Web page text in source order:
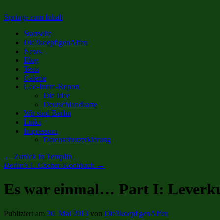
Springe zum Inhalt
Startseite
Die3koepfigenAffen
News
Blog
Tests
Galerie
Geo-Intim-Report
Die Idee
Deutschlandkarte
Wir sind Berlin
Links
Impressum
Datenschutzerklärung
← Zurück in Templin
Berlin’s 1. Cacher-Kochbuch →
Es war einmal… Part I:
Publiziert am 30. Mai 2013 von Die3koepfigenAffen